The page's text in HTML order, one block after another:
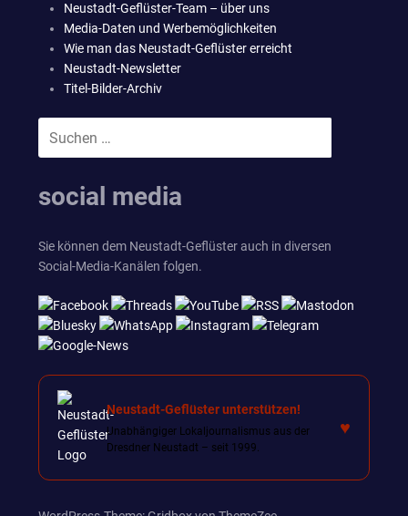
Neustadt-Geflüster-Team – über uns
Media-Daten und Werbemöglichkeiten
Wie man das Neustadt-Geflüster erreicht
Neustadt-Newsletter
Titel-Bilder-Archiv
nach:
social media
Sie können dem Neustadt-Geflüster auch in diversen
Social-Media-Kanälen folgen.
Neustadt-Geflüster unterstützen!
Unabhängiger Lokaljournalismus aus der
Dresdner Neustadt – seit 1999.
♥